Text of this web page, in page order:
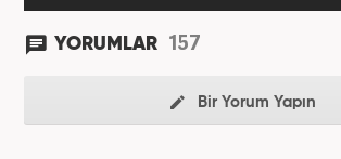
YORUMLAR 157
Bir Yorum Yapın